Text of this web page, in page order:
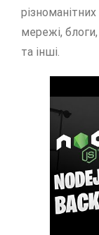
мережі,
та інші.